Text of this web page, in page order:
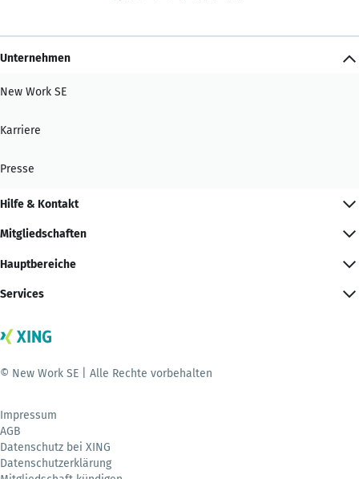
Unternehmen
New Work SE
Karriere
Presse
Hilfe & Kontakt
Mitgliedschaften
Hauptbereiche
Services
© New Work SE | Alle Rechte vorbehalten
Impressum
AGB
Datenschutz bei XING
Datenschutzerklärung